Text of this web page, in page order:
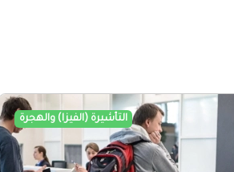
التأشيرة (الفيزا) والهجرة